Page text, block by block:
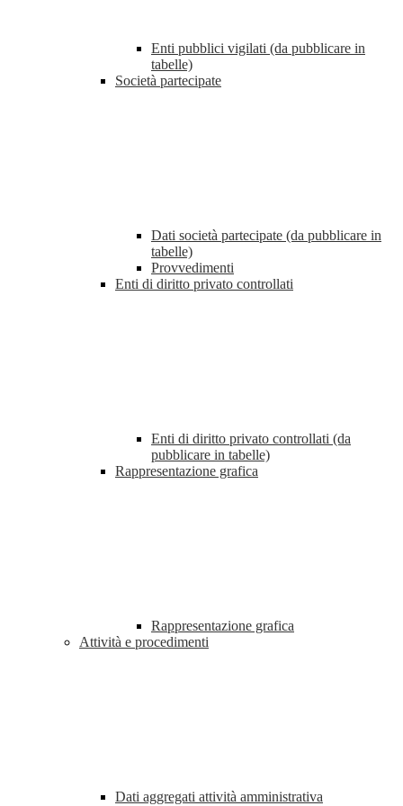
Enti pubblici vigilati (da pubblicare in
tabelle)
Società partecipate
Dati società partecipate (da pubblicare in
tabelle)
Provvedimenti
Enti di diritto privato controllati
Enti di diritto privato controllati (da
pubblicare in tabelle)
Rappresentazione grafica
Rappresentazione grafica
Attività e procedimenti
Dati aggregati attività amministrativa